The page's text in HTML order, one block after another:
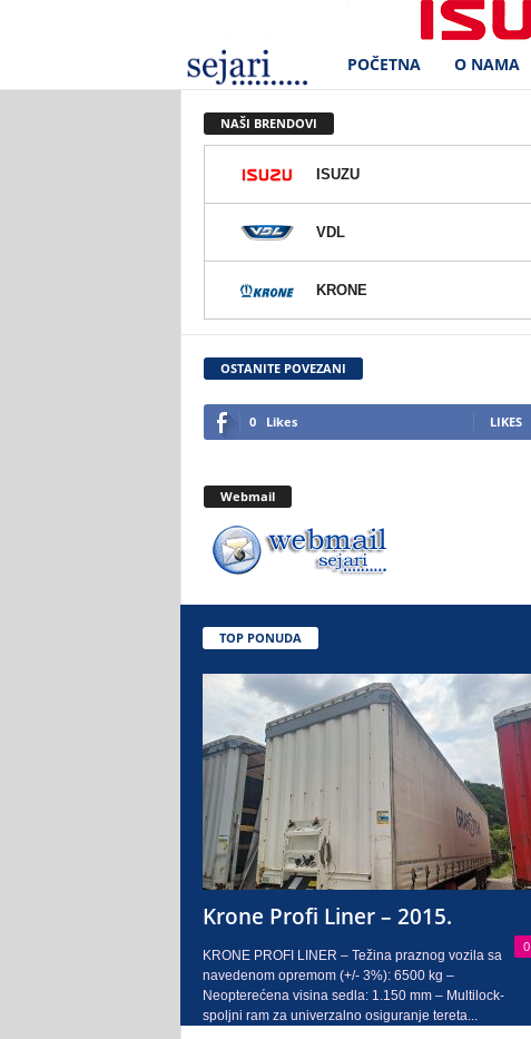
e
r
d
.
o
.
a
j
o
POČETNA O NAMA
NAŠI BRENDOVI
ISUZU
VDL
KRONE
OSTANITE POVEZANI
0 Likes LIKES
Webmail
TOP PONUDA
Krone Profi Liner – 2015.
0
KRONE PROFI LINER – Težina praznog vozila sa
navedenom opremom (+/- 3%): 6500 kg –
Neopterećena visina sedla: 1.150 mm – Multilock-
spoljni ram za univerzalno osiguranje tereta...